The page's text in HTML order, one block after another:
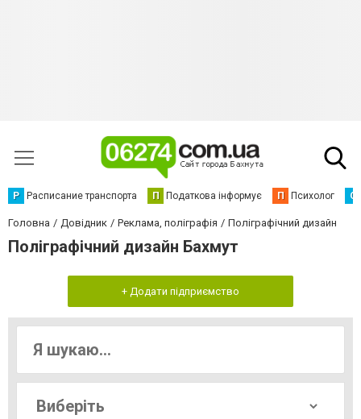
Р Расписание транспорта П Податкова інформує П Психолог С
Головна Довідник Реклама, поліграфія Поліграфічний дизайн
Поліграфічний дизайн Бахмут
+ Додати підприємство